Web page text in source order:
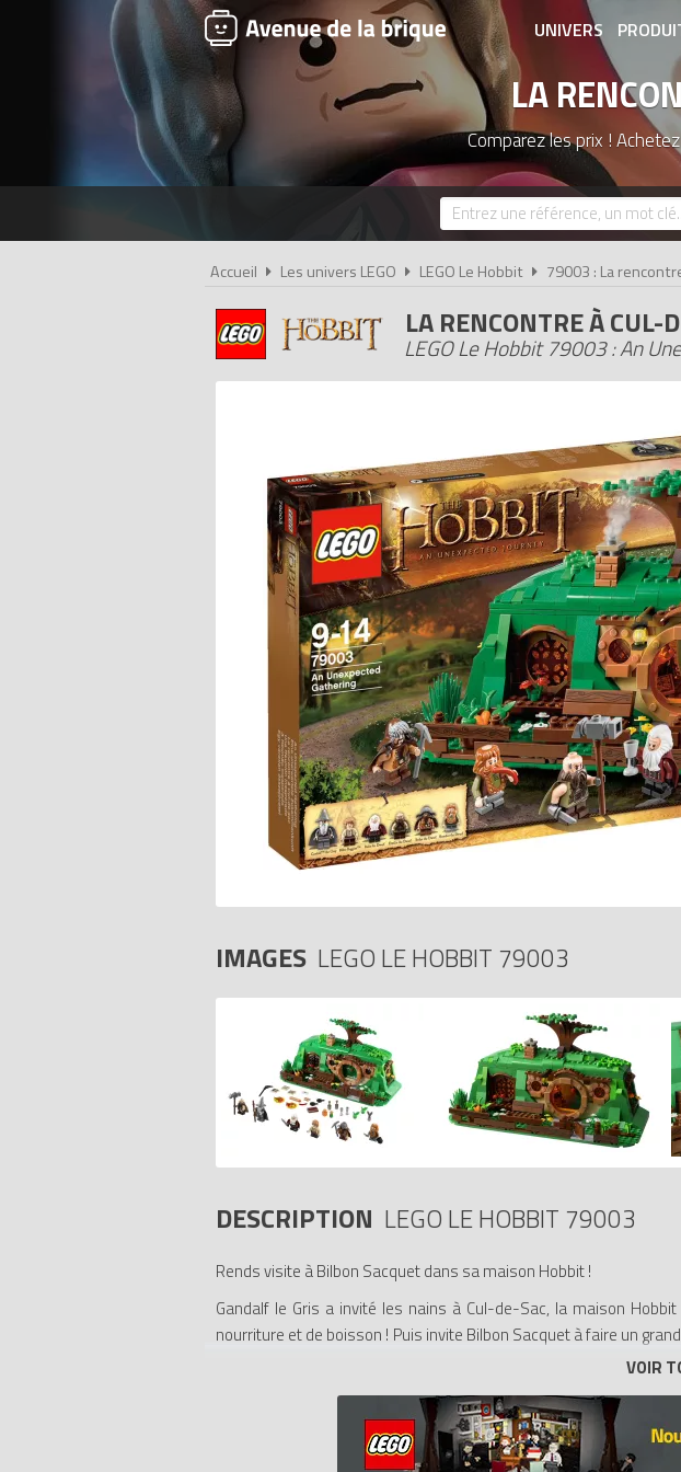
UNIVERS
LA
Comparez les prix !
Accueil Les univers LEGO LEGO Le Hobbit 79003 : La
LA RENCONTRE À CUL-
LEGO Le Hobbit 79003 : An
IMAGES LEGO LE HOBBIT 79003
DESCRIPTION LEGO LE HOBBIT 79003
Rends visite à Bilbon Sacquet dans sa maison Hobbit !
Gandalf le Gris a invité les nains à Cul-de-Sac, la maison
nourriture et de boisson ! Puis invite Bilbon Sacquet à faire un
Un voyage inattendu. Comprend Gandalf le Gris (LOR001) et 5
accessoires assortis.
- Les accessoires incluent 3 cartes de la Terre du Milieu, des